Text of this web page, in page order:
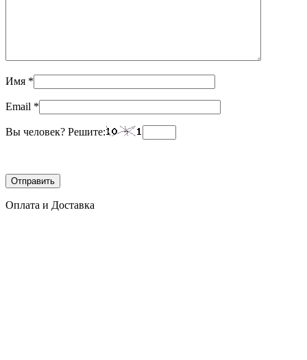
Имя *
Email *
Вы человек? Решите:
Оплата и Доставка